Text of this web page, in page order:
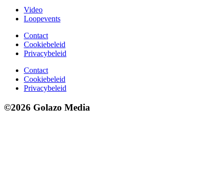
Video
Loopevents
Contact
Cookiebeleid
Privacybeleid
Contact
Cookiebeleid
Privacybeleid
©2026 Golazo Media